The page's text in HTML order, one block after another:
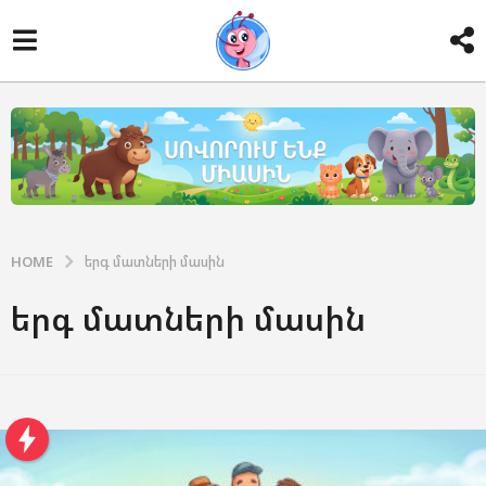
HOME երգ մատների մասին
երգ մատների մասին